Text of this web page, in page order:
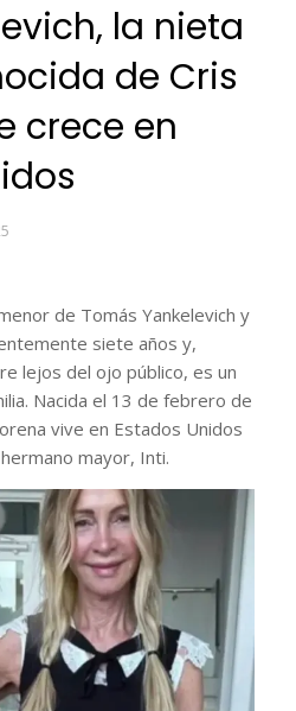
la nieta
de Cris
crece en
de Tomás Yankelevich y
siete años y,
lejos del ojo público, es un
Nacida el 13 de febrero de
vive en Estados Unidos
mayor, Inti.